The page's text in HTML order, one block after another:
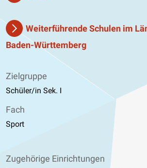
Weiterführende Schulen im
Baden-Württemberg
Zielgruppe
Schüler/in Sek. I
Fach
Sport
Zugehörige Einrichtungen